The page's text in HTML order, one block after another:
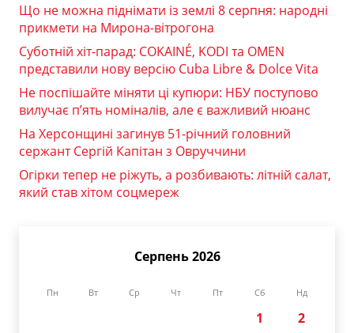
Що не можна піднімати із землі 8 серпня: народні
прикмети на Мирона-вітрогона
Суботній хіт-парад: COKAINÉ, KODI та OMEN
представили нову версію Cuba Libre & Dolce Vita
Не поспішайте міняти ці купюри: НБУ поступово
вилучає п’ять номіналів, але є важливий нюанс
На Херсонщині загинув 51-річний головний
сержант Сергій Капітан з Овруччини
Огірки тепер не ріжуть, а розбивають: літній салат,
який став хітом соцмереж
Серпень 2026
Пн Вт Ср Чт Пт Сб Нд
1
2